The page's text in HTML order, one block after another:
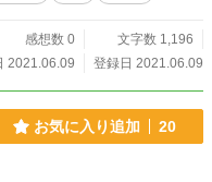
感想数 0
文字数 1,196
2021.06.09
登録日 2021.06.09
お気に入り追加 20